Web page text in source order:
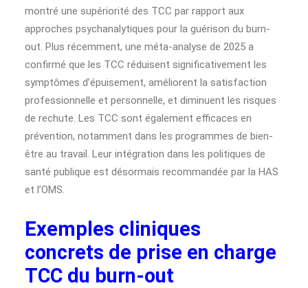
montré une supériorité des TCC par rapport aux
approches psychanalytiques pour la guérison du burn-
out. Plus récemment, une méta-analyse de 2025 a
confirmé que les TCC réduisent significativement les
symptômes d’épuisement, améliorent la satisfaction
professionnelle et personnelle, et diminuent les risques
de rechute. Les TCC sont également efficaces en
prévention, notamment dans les programmes de bien-
être au travail. Leur intégration dans les politiques de
santé publique est désormais recommandée par la HAS
et l’OMS.
Exemples cliniques
concrets de prise en charge
TCC du burn-out